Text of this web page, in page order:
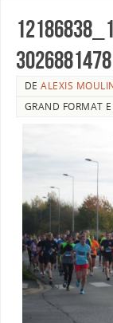
DEALEXIS
GRAND FORMAT